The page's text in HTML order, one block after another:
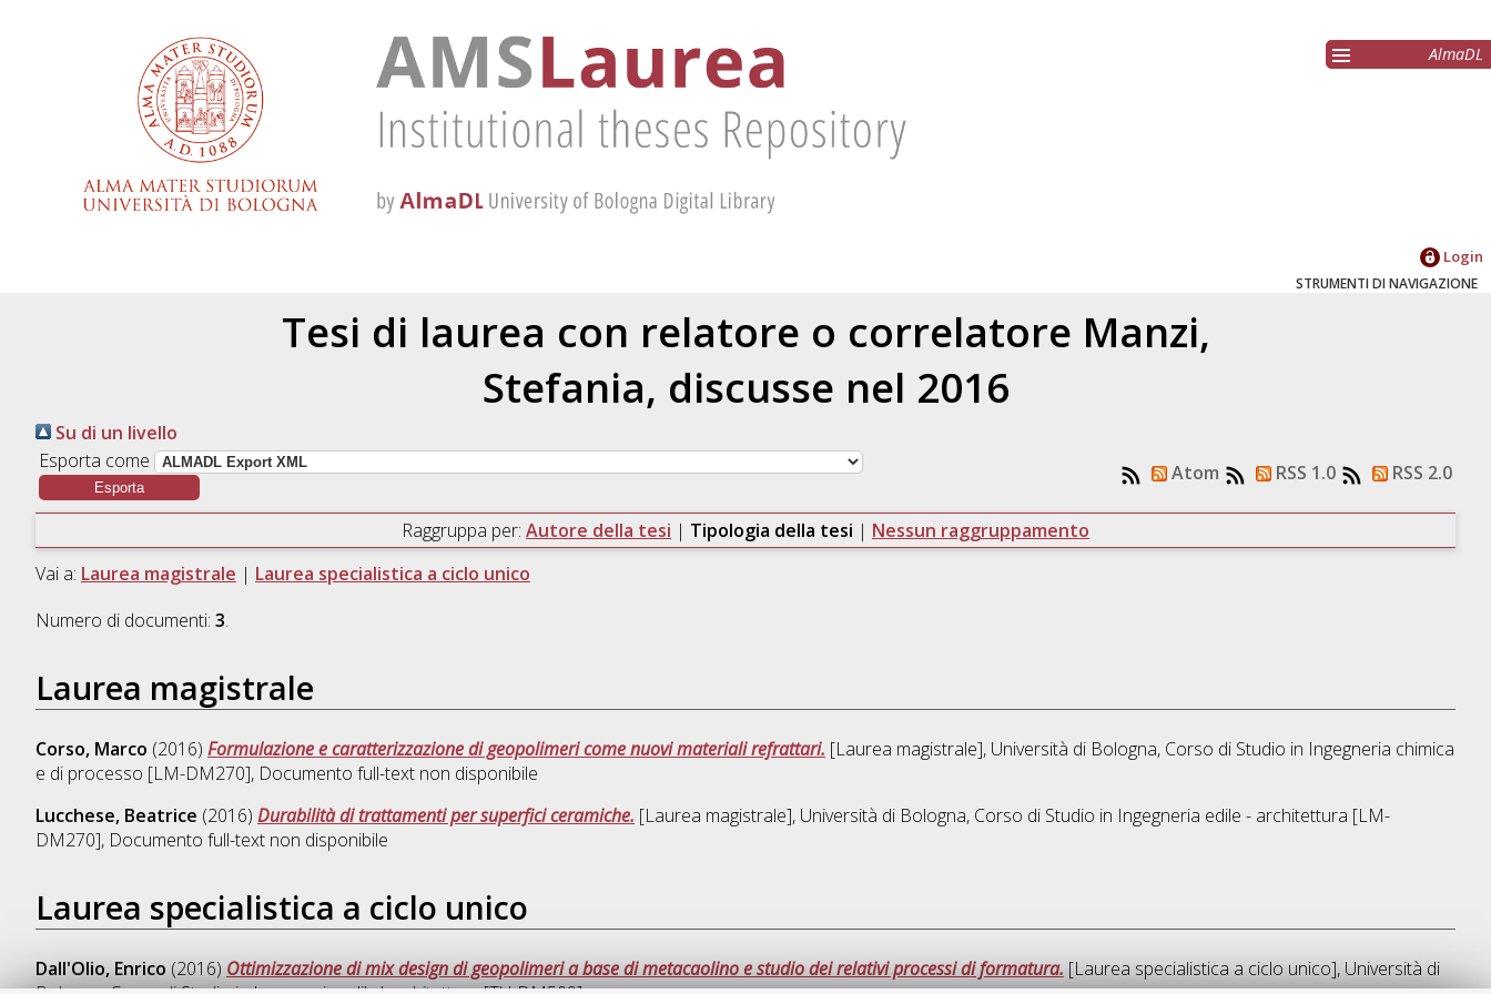
AlmaDL
Login
STRUMENTI DI NAVIGAZIONE
Tesi di laurea con relatore o correlatore Manzi,
Stefania, discusse nel 2016
Su di un livello
Esporta come
Atom RSS 1.0 RSS 2.0
Raggruppa per: Autore della tesi | Tipologia della tesi | Nessun raggruppamento
Vai a: Laurea magistrale | Laurea specialistica a ciclo unico
Numero di documenti: 3.
Laurea magistrale
Corso, Marco (2016) Formulazione e caratterizzazione di geopolimeri come nuovi materiali refrattari. [Laurea magistrale], Università di Bologna, Corso di Studio in Ingegneria chimica
e di processo [LM-DM270], Documento full-text non disponibile
Lucchese, Beatrice (2016) Durabilità di trattamenti per superfici ceramiche. [Laurea magistrale], Università di Bologna, Corso di Studio in Ingegneria edile - architettura [LM-
DM270], Documento full-text non disponibile
Laurea specialistica a ciclo unico
Dall'Olio, Enrico (2016) Ottimizzazione di mix design di geopolimeri a base di metacaolino e studio dei relativi processi di formatura. [Laurea specialistica a ciclo unico], Università di